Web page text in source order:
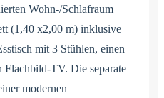
Wohn-/Schlafraum
(1,40 x2,00 m) inklusive
mit 3 Stühlen, einen
Flachbild-TV. Die separate
modernen